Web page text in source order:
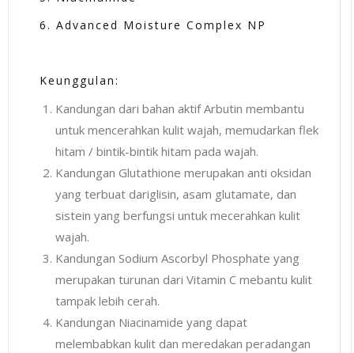
6. Advanced Moisture Complex NP
Keunggulan:
Kandungan dari bahan aktif Arbutin membantu
untuk mencerahkan kulit wajah, memudarkan flek
hitam / bintik-bintik hitam pada wajah.
Kandungan Glutathione merupakan anti oksidan
yang terbuat dariglisin, asam glutamate, dan
sistein yang berfungsi untuk mecerahkan kulit
wajah.
Kandungan Sodium Ascorbyl Phosphate yang
merupakan turunan dari Vitamin C mebantu kulit
tampak lebih cerah.
Kandungan Niacinamide yang dapat
melembabkan kulit dan meredakan peradangan